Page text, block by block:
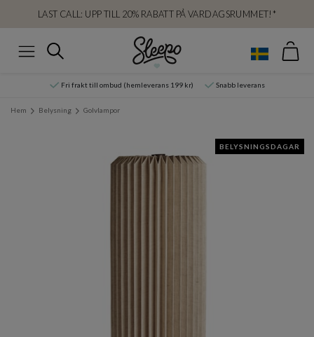
LAST CALL: UPP TILL 20% RABATT PÅ VARDAGSRUMMET!*
Sök
Fri frakt till ombud (hemleverans 199 kr) Snabb leverans
Hem Belysning Golvlampor
BELYSNINGSDAGAR